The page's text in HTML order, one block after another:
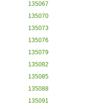
135067
135070
135073
135076
135079
135082
135085
135088
135091